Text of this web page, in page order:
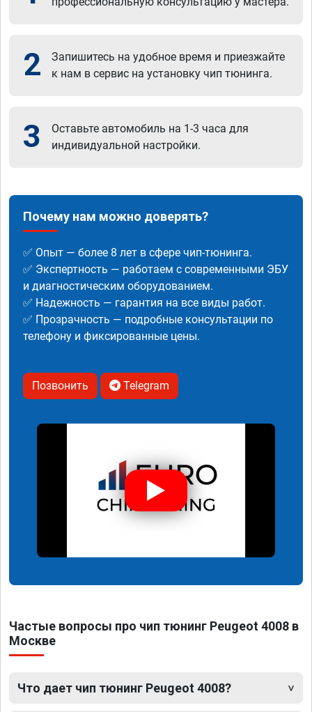
2
Запишитесь на удобное время и приезжайте
к нам в сервис на установку чип тюнинга.
3
Оставьте автомобиль на 1-3 часа для
индивидуальной настройки.
Почему нам можно доверять?
✅ Опыт — более 8 лет в сфере чип-тюнинга.
✅ Экспертность — работаем с современными ЭБУ
и диагностическим оборудованием.
✅ Надежность — гарантия на все виды работ.
✅ Прозрачность — подробные консультации по
телефону и фиксированные цены.
Позвонить Telegram
Частые вопросы про чип тюнинг Peugeot 4008 в
Москве
Что дает чип тюнинг Peugeot 4008?